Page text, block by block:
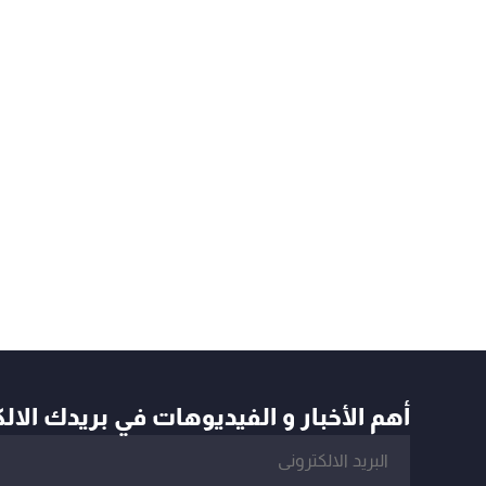
أهم الأخبار و الفيديوهات في بريدك